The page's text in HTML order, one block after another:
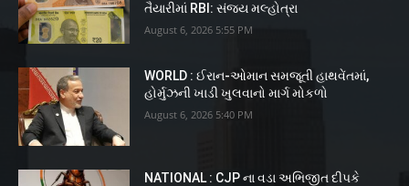
તૈયારીમાં RBI: સંજય મલ્હોત્રા
August 6, 2026 5:55 PM
WORLD : ઈરાન-ઓમાન સમજૂતી હાથવેંતમાં,
હોર્મુઝની ખાડી ખુલવાનો માર્ગ મોકળો
August 6, 2026 5:40 PM
NATIONAL : CJP ના વડા અભિજીત દીપકે